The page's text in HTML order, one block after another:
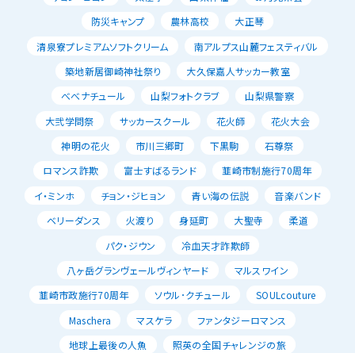
防災キャンプ
農林高校
大正琴
清泉寮プレミアムソフトクリーム
南アルプス山麓フェスティバル
築地新居御崎神社祭り
大久保嘉人サッカー教室
べべナチュール
山梨フォトクラブ
山梨県警察
大弐学問祭
サッカースクール 花火師
花火大会
神明の花火
市川三郷町 下黒駒
石尊祭
ロマンス詐欺
富士すばるランド
韮崎市制施行70周年
イ・ミンホ
チョン・ジヒョン 青い海の伝説
音楽バンド
ベリーダンス
火渡り 身延町 大聖寺
柔道
パク・ジウン
冷血天才詐欺師
八ヶ岳グランヴェールヴィンヤード
マルスワイン
韮崎市政施行70周年
ソウル･クチュール
SOULcouture
Maschera
マスケラ
ファンタジーロマンス
地球上最後の人魚
照英の全国チャレンジの旅